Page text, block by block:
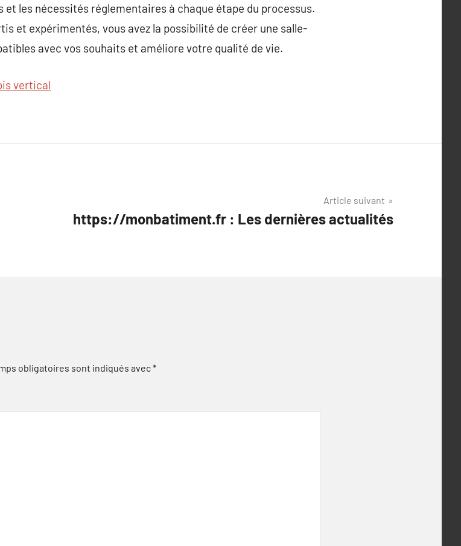
les nécessités réglementaires à chaque étape du processus.
et expérimentés, vous avez la possibilité de créer une salle-
avec vos souhaits et améliore votre qualité de vie.
vertical
Article suivant
https://monbatiment.fr : Les dernières actualités
obligatoires sont indiqués avec*